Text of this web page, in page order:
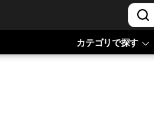
カテゴリで探す